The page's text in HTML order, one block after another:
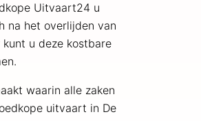
Uitvaart24 u
na het overlijden van
u deze kostbare
waarin alle zaken
uitvaart in De